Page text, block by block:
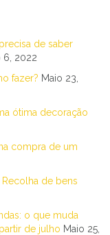
de saber
6, 2022
fazer? Maio 23,
ótima decoração
compra de um
de bens
o que muda
de julho Maio 25,